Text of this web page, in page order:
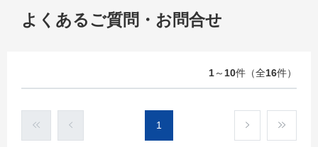
よくあるご質問・お問合せ
1～ 10件（全16件）
1